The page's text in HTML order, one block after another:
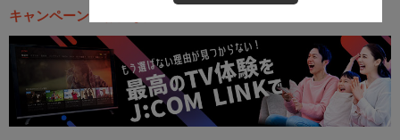
キャンペーン・お得な情報